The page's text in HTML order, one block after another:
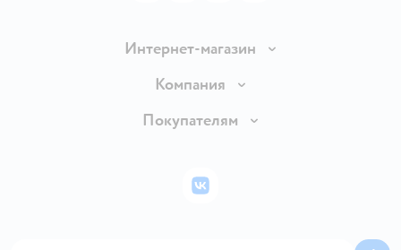
Интернет-магазин
Доставка и оплата
Правила продажи
Политика использования файлов cookie
Компания
Вакансии
Покупателям
Бонусные карты
ВКонтакте